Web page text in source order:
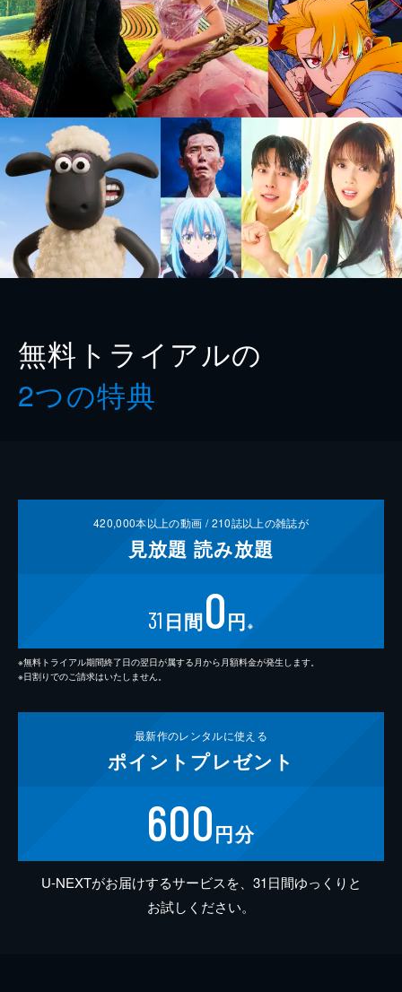
無料トライアルの
2つの特典
420,000本以上の動画 /210誌以上の雑誌が
見放題 読み放題
31 日間0円 ※
※無料トライアル期間終了日の翌日が属する月から月額料金が発生します。
※日割りでのご請求はいたしません。
最新作のレンタルに使える
ポイント プレゼント
600円分
U-NEXTがお届けするサービスを、31日間ゆっくりと
お試しください。